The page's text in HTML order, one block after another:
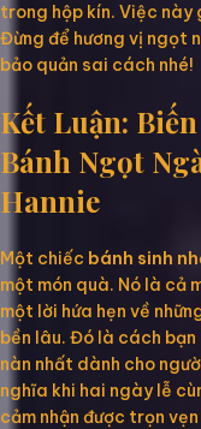
trong hộp kín. Việc này
Đừng để hương vị ngọt
bảo quản sai cách nhé!
Kết Luận:
Bánh Ngọt
Hannie
Một chiếc bánh sinh
một món quà. Nó là cả
một lời hứa hẹn về
bền lâu. Đó là cách
nàn nhất dành cho
nghĩa khi hai ngày lễ
cảm nhận được trọn